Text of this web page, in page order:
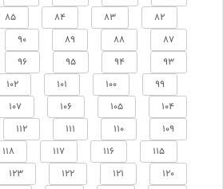
82
83
84
85
87
88
89
90
93
94
95
96
99
100
101
102
104
105
106
107
109
110
111
112
115
116
117
118
120
121
122
123